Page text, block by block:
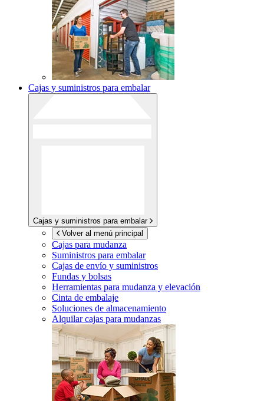
Cajas y suministros para embalar
Cajas y suministros para embalar
Volver al menú principal
Cajas para mudanza
Suministros para embalar
Cajas de envío y suministros
Fundas y bolsas
Herramientas para mudanza y elevación
Cinta de embalaje
Soluciones de almacenamiento
Alquilar cajas para mudanzas